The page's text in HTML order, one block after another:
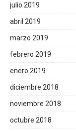
julio 2019
abril 2019
marzo 2019
febrero 2019
enero 2019
diciembre 2018
noviembre 2018
octubre 2018